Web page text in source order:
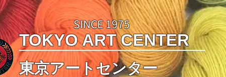
SINCE 1975
TOKYO ART CENTER
東京アートセンター